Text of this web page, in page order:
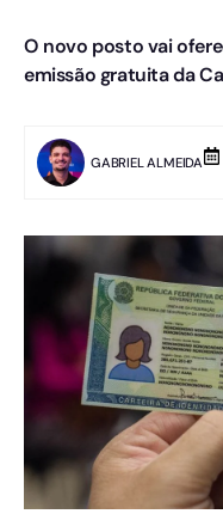
O novo posto vai
emissão gratuita da
GABRIEL ALMEIDA